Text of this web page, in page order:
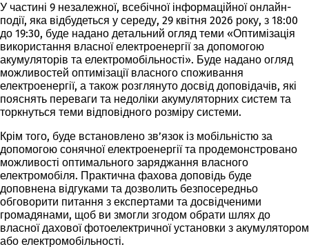
У частині 9 незалежної, всебічної інформаційної онлайн-
події, яка відбудеться у середу, 29 квітня 2026 року, з 18:00
до 19:30, буде надано детальний огляд теми «Оптимізація
використання власної електроенергії за допомогою
акумуляторів та електромобільності». Буде надано огляд
можливостей оптимізації власного споживання
електроенергії, а також розглянуто досвід доповідачів, які
пояснять переваги та недоліки акумуляторних систем та
торкнуться теми відповідного розміру системи.
Крім того, буде встановлено зв’язок із мобільністю за
допомогою сонячної електроенергії та продемонстровано
можливості оптимального заряджання власного
електромобіля. Практична фахова доповідь буде
доповнена відгуками та дозволить безпосередньо
обговорити питання з експертами та досвідченими
громадянами, щоб ви змогли згодом обрати шлях до
власної дахової фотоелектричної установки з акумулятором
або електромобільності.